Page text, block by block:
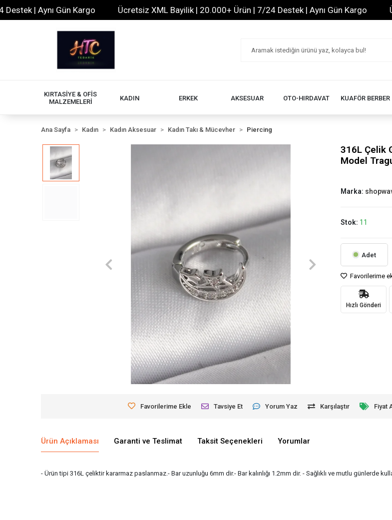
| Aynı Gün Kargo Ücretsiz XML Bayilik | 20.000+ Ürün | 7/24 Destek | Aynı Gün Kargo
KIRTASİYE & OFİS
MALZEMELERİ
KADIN ERKEK AKSESUAR OTO-HIRDAVAT KUAFÖR BERBER
Ana Sayfa Kadın Kadın Aksesuar Kadın Takı & Mücevher Piercing
316L Çelik
Model
Marka:
Stok: 11
Adet
Favorilerime
Hızlı Gönderi
Favorilerime Ekle Tavsiye Et Yorum Yaz Karşılaştır Fiyat
Ürün Açıklaması Garanti ve Teslimat Taksit Seçenekleri Yorumlar
- Ürün tipi 316L çeliktir kararmaz paslanmaz.- Bar uzunluğu 6mm dir.- Bar kalınlığı 1.2mm dir. - Sağlıklı ve mutlu günlerde